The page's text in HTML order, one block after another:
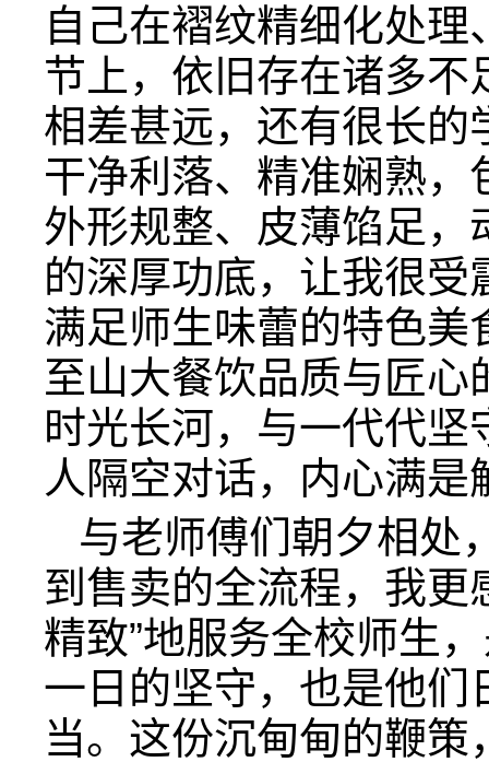
自己在褶纹精细化处
节上，依旧存在诸多
相差甚远，还有很长的
干净利落、精准娴熟
外形规整、皮薄馅足，
的深厚功底，让我很
满足师生味蕾的特色
至山大餐饮品质与匠
时光长河，与一代代
人隔空对话，内心满是
与老师傅们朝夕相处
到售卖的全流程，我更
精致”地服务全校师生
一日的坚守，也是他们
当。这份沉甸甸的鞭